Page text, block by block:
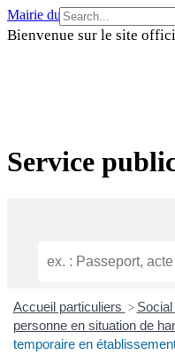
Skip
to
Mairie du Plessier sur Bulles
Bienvenue sur le site
Service
Accueil particuliers >
personne en situation de
temporaire en